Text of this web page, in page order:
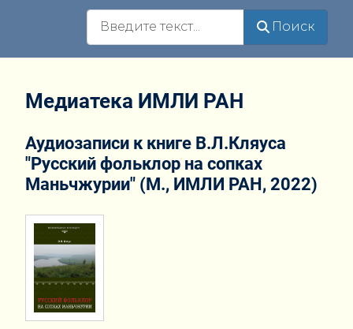
Поиск
Медиатека ИМЛИ РАН
Аудиозаписи к книге В.Л.Кляуса
"Русский фольклор на сопках
Маньчжурии" (М., ИМЛИ РАН, 2022)